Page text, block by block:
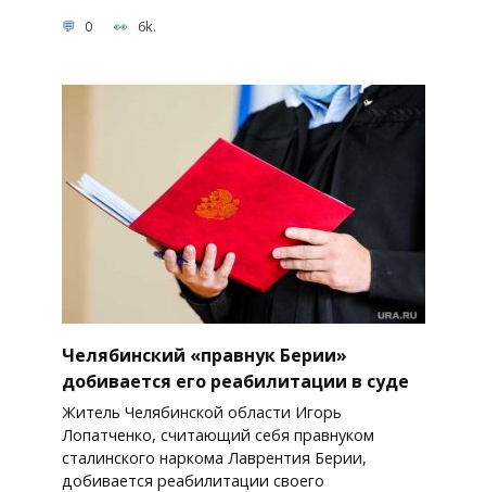
0 6k.
Челябинский «правнук Берии»
добивается его реабилитации в суде
Житель Челябинской области Игорь
Лопатченко, считающий себя правнуком
сталинского наркома Лаврентия Берии,
добивается реабилитации своего